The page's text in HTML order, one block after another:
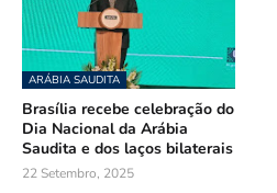
ARÁBIA SAUDITA
Brasília recebe celebração do
Dia Nacional da Arábia
Saudita e dos laços bilaterais
22 Setembro, 2025